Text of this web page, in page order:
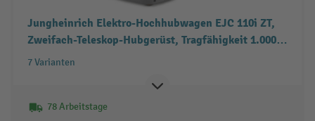
Jungheinrich Elektro-Hochhubwagen EJC 110i ZT,
Zweifach-Teleskop-Hubgerüst, Tragfähigkeit 1.000
kg
7 Varianten
78 Arbeitstage